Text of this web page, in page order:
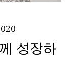
성장하